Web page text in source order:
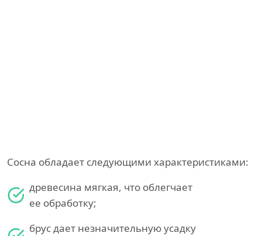
Сосна обладает следующими характеристиками:
древесина мягкая, что облегчает
ее обработку;
брус дает незначительную усадку